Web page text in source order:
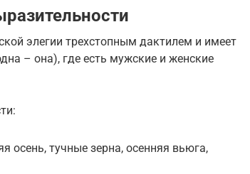
элегии трехстопным дактилем и имеет
– она), где есть мужские и женские
осень, тучные зерна, осенняя вьюга,